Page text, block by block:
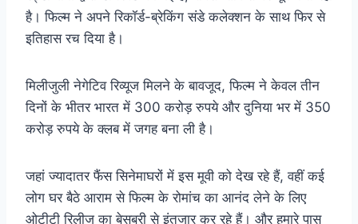
है। फिल्म ने अपने रिकॉर्ड-ब्रेकिंग संडे कलेक्शन के साथ फिर से
इतिहास रच दिया है।
मिलीजुली नेगेटिव रिव्यूज मिलने के बावजूद, फिल्म ने केवल तीन
दिनों के भीतर भारत में 300 करोड़ रुपये और दुनिया भर में 350
करोड़ रुपये के क्लब में जगह बना ली है।
जहां ज्यादातर फैंस सिनेमाघरों में इस मूवी को देख रहे हैं, वहीं कई
लोग घर बैठे आराम से फिल्म के रोमांच का आनंद लेने के लिए
ओटीटी रिलीज का बेसब्री से इंतजार कर रहे हैं। और हमारे पास